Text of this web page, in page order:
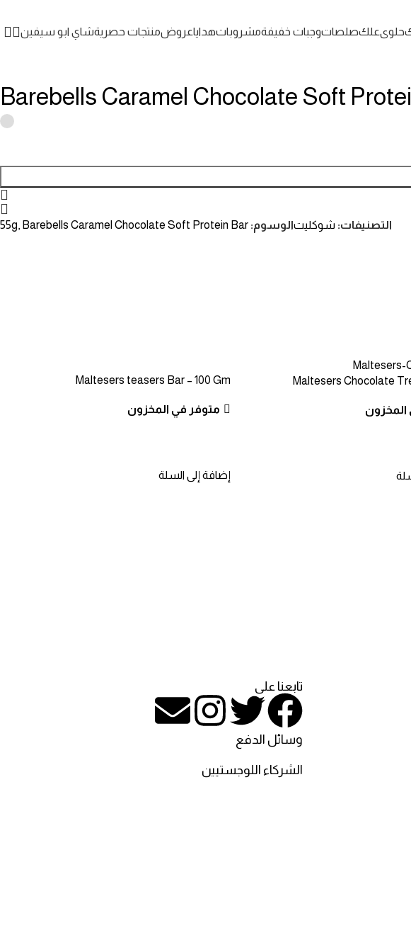
حلوىعلكصلصاتوجبات خفيفةمشروباتهداياعروضمنتجات حصريةشاي ابو سيفين
Barebells Caramel Chocolate Soft
التصنيفات: شوكليتالوسوم: 55g, Barebells Caramel Chocolate Soft Protein Bar
Maltesers Chocolate
Maltesers teasers Bar – 100 Gm
متوفر في المخزون
إضافة إلى السلة
تابعنا على
وسائل الدفع
الشركاء اللوجستيين